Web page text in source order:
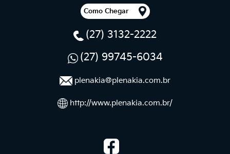
Como Chegar
(27) 3132-2222
(27) 99745-6034
plenakia@plenakia.com.br
http://www.plenakia.com.br/